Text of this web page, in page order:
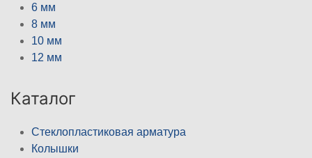
6 мм
8 мм
10 мм
12 мм
Каталог
Стеклопластиковая арматура
Колышки